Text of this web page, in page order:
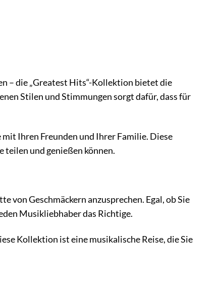
– die „Greatest Hits“-Kollektion bietet die
Stilen und Stimmungen sorgt dafür, dass für
Ihren Freunden und Ihrer Familie. Diese
teilen und genießen können.
von Geschmäckern anzusprechen. Egal, ob Sie
Musikliebhaber das Richtige.
Kollektion ist eine musikalische Reise, die Sie